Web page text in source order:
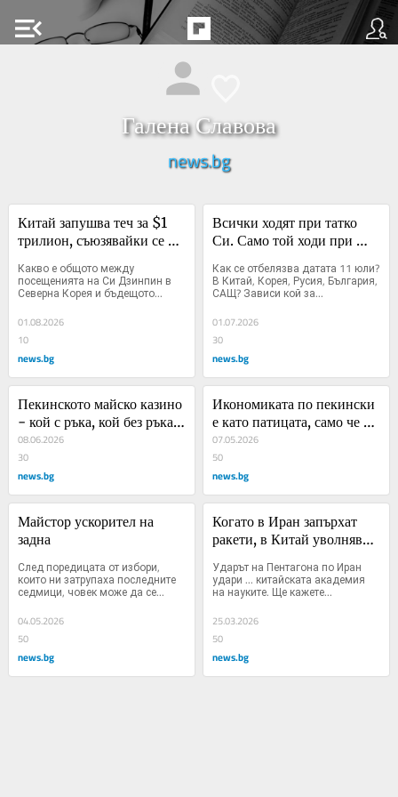
menu_open
Галена Славова
news.bg
Китай запушва теч за $1
трилион, съюзявайки се с
на САЩ
Какво е общото между
посещенията на Си Дзинпин в
Северна Корея и бъдещото...
01.08.2026
10
news.bg
Всички ходят при татко
Си. Само той ходи при
Как се отбелязва датата 11 юли?
В Китай, Корея, Русия, България,
САЩ? Зависи кой за...
01.07.2026
30
news.bg
Пекинското майско казино
- кой с ръка, кой без ръка,
кой с вързани и двете зад
гърба
08.06.2026
30
news.bg
Икономиката по пекински
е като патицата, само че е
икономика
07.05.2026
50
news.bg
Майстор ускорител на
задна
След поредицата от избори,
които ни затрупаха последните
седмици, човек може да се...
04.05.2026
50
news.bg
Когато в Иран запърхат
ракети, в Китай уволняват
Ударът на Пентагона по Иран
удари ... китайската академия
на науките. Ще кажете...
25.03.2026
50
news.bg